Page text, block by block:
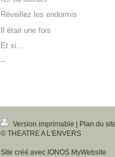
Réveillez les endormis
Il était une fois
Et si...
--
Version imprimable | Plan du
© THEATRE A L'ENVERS
Site créé avec IONOS MyWebsite